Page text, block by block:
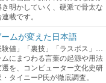
き明かしていく、硬派で骨太な
載です。
ムが変えた日本語
験値」「裏技」「ラスボス」…
ムにまつわる言葉の起源や用法
遷を、コンピューター文化史研
タイニーP氏が徹底調査。